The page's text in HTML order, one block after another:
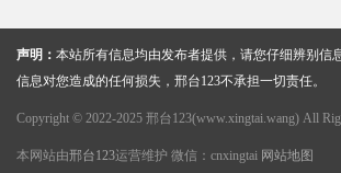
声明： 本站所有信息均由发布者提供，请您仔细辨别信
信息对您造成的任何损失，邢台123不承担一切责任。
Copyright © 2022-2025 邢台123(www.xingtai.wang) All
本网站由邢台123运营维护 微信：cnxingtai 网站地图